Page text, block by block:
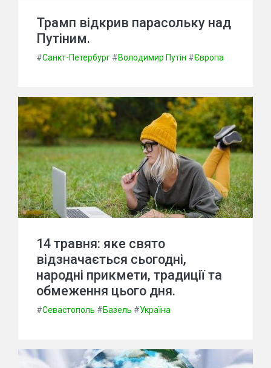
Трамп відкрив парасольку над
Путіним.
#Санкт-Петербург #Володимир Путін #Європа
14 травня: яке свято
відзначається сьогодні,
народні прикмети, традиції та
обмеження цього дня.
#Севастополь #Базель #Україна